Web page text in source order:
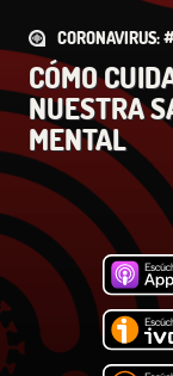
CORONAVIRUS:
CÓMO
NUESTRA
MENTAL